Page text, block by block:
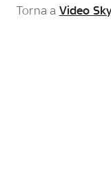
Torna a Video